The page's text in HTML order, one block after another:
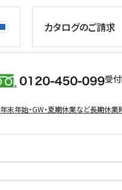
カタログのご請求
受
年末年始・GW・夏期休業など⻑期休